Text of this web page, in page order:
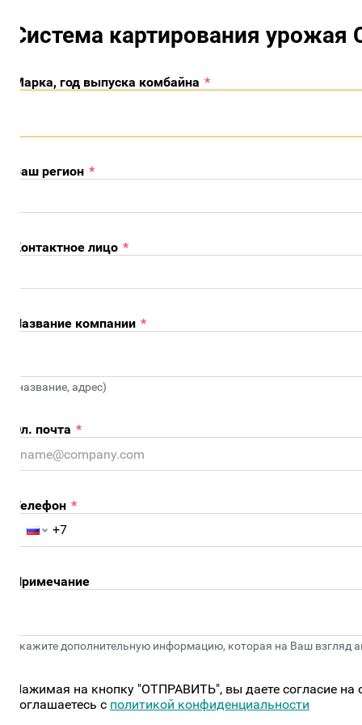
картирования урожая
год выпуска комбайна*
регион*
лицо*
компании*
адрес)
почта*
*
дополнительную информацию, которая на Ваш взгляд
на кнопку "ОТПРАВИТЬ", вы даете согласие на
cполитикой конфиденциальности